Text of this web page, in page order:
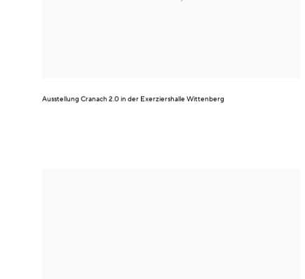
Ausstellung Cranach 2.0in der Exerziershalle Wittenberg